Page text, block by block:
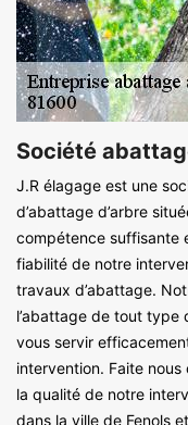
Société
J.R élagage est une
d’abattage d’arbre
compétence suffisante
fiabilité de notre
travaux d’abattage.
l’abattage de tout type
vous servir
intervention. Faite
la qualité de notre
dans la ville de Fenols